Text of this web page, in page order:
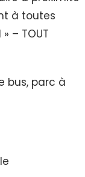
à toutes
– TOUT
bus, parc à